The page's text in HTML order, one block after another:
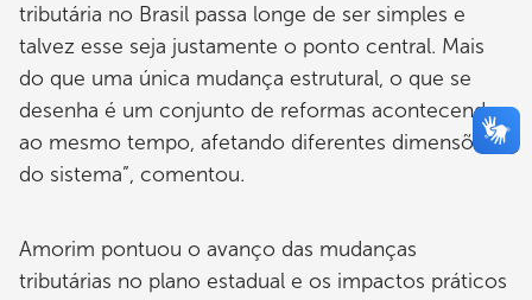
tributária no Brasil passa longe de ser simples e
talvez esse seja justamente o ponto central. Mais
do que uma única mudança estrutural, o que se
desenha é um conjunto de reformas acontecendo
ao mesmo tempo, afetando diferentes dimensões
do sistema”, comentou.
Amorim pontuou o avanço das mudanças
tributárias no plano estadual e os impactos práticos